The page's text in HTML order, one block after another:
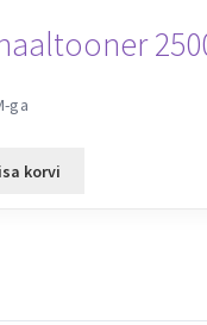
ga
korvi